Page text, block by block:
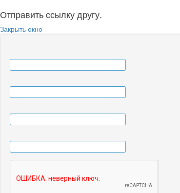
Отправить ссылку другу.
Закрыть окно